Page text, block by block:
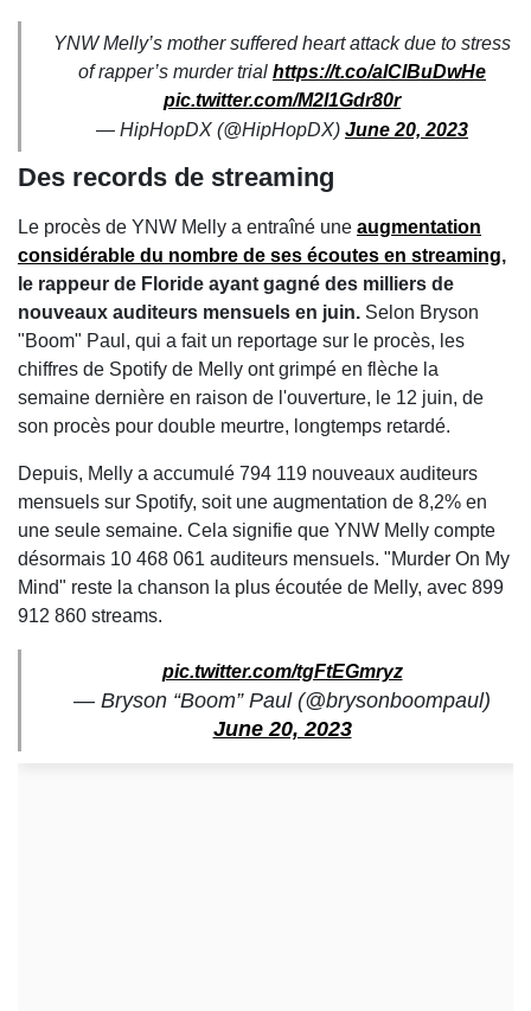
YNW Melly’s mother suffered heart attack due to stress
of rapper’s murder trial https://t.co/alClBuDwHe
pic.twitter.com/M2l1Gdr80r
— HipHopDX (@HipHopDX) June 20, 2023
Des records de streaming
Le procès de YNW Melly a entraîné une augmentation
considérable du nombre de ses écoutes en streaming,
le rappeur de Floride ayant gagné des milliers de
nouveaux auditeurs mensuels en juin. Selon Bryson
"Boom" Paul, qui a fait un reportage sur le procès, les
chiffres de Spotify de Melly ont grimpé en flèche la
semaine dernière en raison de l'ouverture, le 12 juin, de
son procès pour double meurtre, longtemps retardé.
Depuis, Melly a accumulé 794 119 nouveaux auditeurs
mensuels sur Spotify, soit une augmentation de 8,2% en
une seule semaine. Cela signifie que YNW Melly compte
désormais 10 468 061 auditeurs mensuels. "Murder On My
Mind" reste la chanson la plus écoutée de Melly, avec 899
912 860 streams.
pic.twitter.com/tgFtEGmryz
— Bryson “Boom” Paul (@brysonboompaul)
June 20, 2023